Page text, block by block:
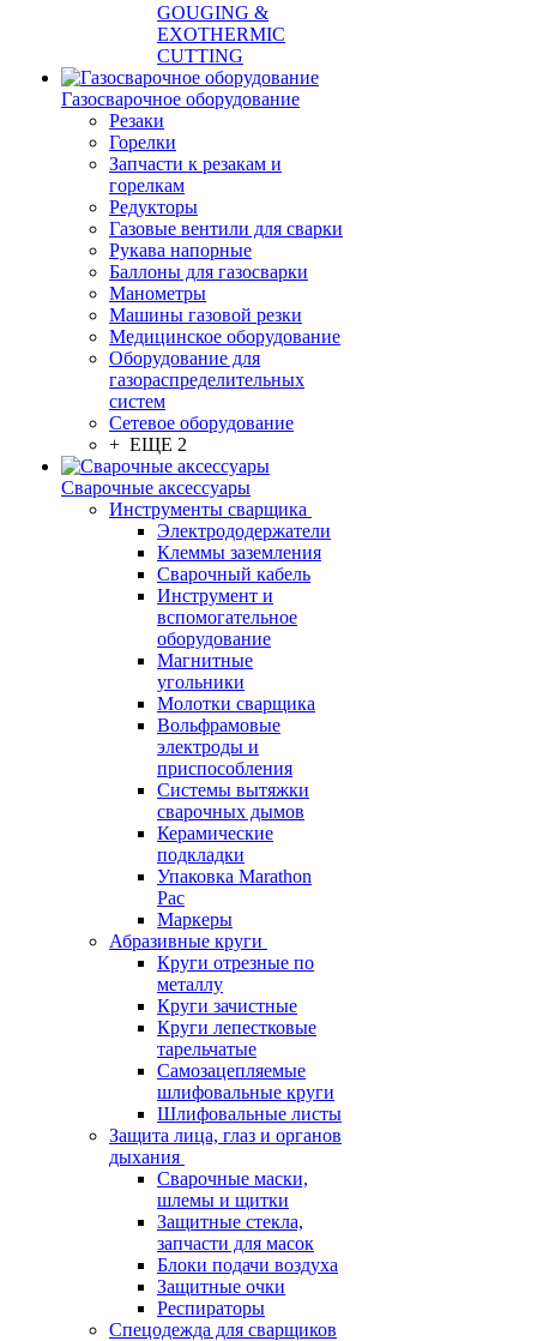
GOUGING &
EXOTHERMIC
CUTTING
Газосварочное оборудование
Резаки
Горелки
Запчасти к резакам и
горелкам
Редукторы
Газовые вентили для сварки
Рукава напорные
Баллоны для газосварки
Манометры
Машины газовой резки
Медицинское оборудование
Оборудование для
газораспределительных
систем
Сетевое оборудование
+ ЕЩЕ 2
Сварочные аксессуары
Инструменты сварщика
Электрододержатели
Клеммы заземления
Сварочный кабель
Инструмент и
вспомогательное
оборудование
Магнитные
угольники
Молотки сварщика
Вольфрамовые
электроды и
приспособления
Системы вытяжки
сварочных дымов
Керамические
подкладки
Упаковка Marathon
Pac
Маркеры
Абразивные круги
Круги отрезные по
металлу
Круги зачистные
Круги лепестковые
тарельчатые
Самозацепляемые
шлифовальные круги
Шлифовальные листы
Защита лица, глаз и органов
дыхания
Сварочные маски,
шлемы и щитки
Защитные стекла,
запчасти для масок
Блоки подачи воздуха
Защитные очки
Респираторы
Спецодежда для сварщиков